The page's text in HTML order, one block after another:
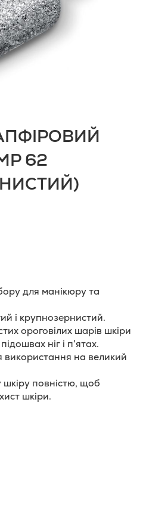
62
для манікюру та
і крупнозернистий.
ороговілих шарів шкіри
ніг і п'ятах.
на великий
шкіру повністю, щоб
шкіри.